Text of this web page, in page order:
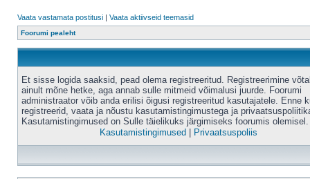
Vaata vastamata postitusi | Vaata aktiivseid teemasid
Foorumi pealeht
Et sisse logida saaksid, pead olema registreeritud. Registreerimine
ainult mõne hetke, aga annab sulle mitmeid võimalusi juurde. Foorumi
administraator võib anda erilisi õigusi registreeritud kasutajatele. Enne
registreerid, vaata ja nõustu kasutamistingimustega ja
Kasutamistingimused on Sulle täielikuks järgimiseks foorumis olemisel.
Kasutamistingimused
Privaatsuspoliis